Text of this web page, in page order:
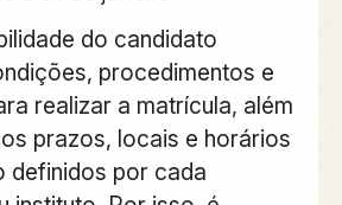
do candidato
procedimentos e
realizar a matrícula, além
prazos, locais e horários
definidos por cada